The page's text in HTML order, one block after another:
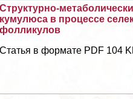
Структурно-
кумулюса в процессе
фолликулов
Статья в формате PDF 104